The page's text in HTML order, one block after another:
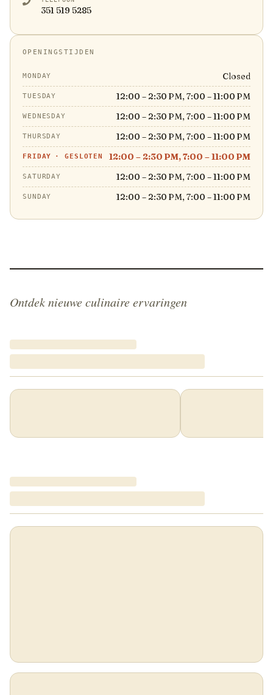
351 519 5285
OPENINGSTIJDEN
MONDAY Closed
TUESDAY 12:00 – 2:30 PM, 7:00 – 11:00 PM
WEDNESDAY 12:00 – 2:30 PM, 7:00 – 11:00 PM
THURSDAY 12:00 – 2:30 PM, 7:00 – 11:00 PM
FRIDAY ·GESLOTEN 12:00 – 2:30 PM, 7:00 – 11:00 PM
SATURDAY 12:00 – 2:30 PM, 7:00 – 11:00 PM
SUNDAY 12:00 – 2:30 PM, 7:00 – 11:00 PM
Ontdek nieuwe culinaire ervaringen